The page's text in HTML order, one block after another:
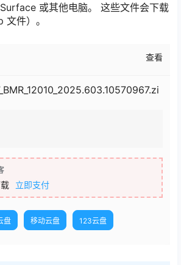
或其他电脑。 这些文件会下载
件）。
查看
立即支付
盘 移动云盘 123云盘